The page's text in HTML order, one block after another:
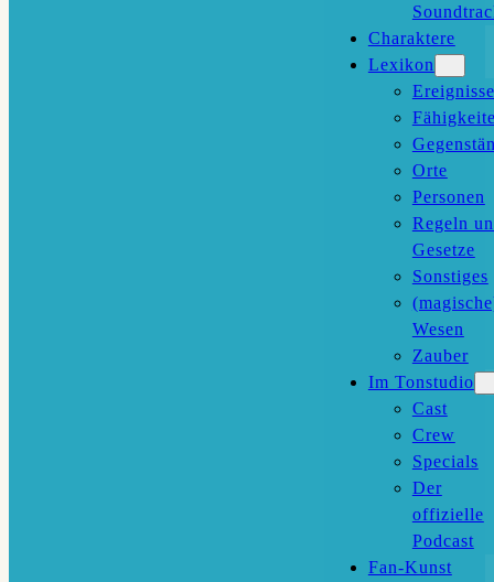
Charaktere
Lexikon
Ereignisse
Orte
Personen
Regeln
Gesetze
Sonstiges
Wesen
Zauber
Im Tonstudio
Cast
Crew
Specials
Der
offizielle
Podcast
Fan-Kunst